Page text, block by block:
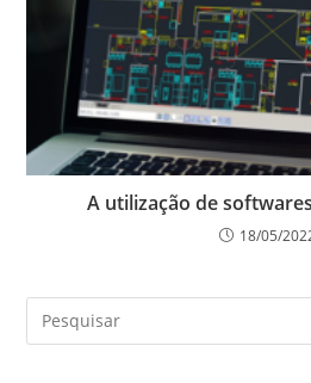
A utilização de
18/05/